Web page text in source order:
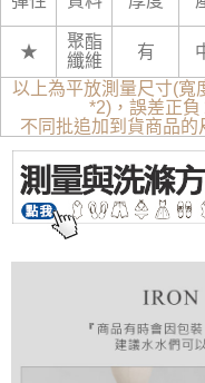
★
聚酯
纖維
有
以上為平放測量尺寸(寬
*2)，誤差正負
不同批追加到貨商品